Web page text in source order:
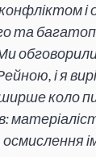
і
та
і я
коло